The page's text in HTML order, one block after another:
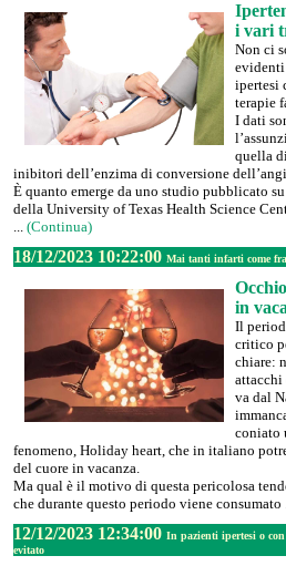
i vari
Non ci
ipertesi
terapie
I dati
quella
inibitori dell’enzima di conversione
È quanto emerge da uno studio pubblicato
della University of Texas Health Science
... (Continua)
18/12/2023 10:22:00 Mai tanti infarti come
in
Il
critico
chiare:
attacchi
va dal
coniato
fenomeno, Holiday heart, che in italiano
del cuore in vacanza.
Ma qual è il motivo di questa pericolosa
che durante questo periodo viene consumato
12/12/2023 12:34:00 In pazienti ipertesi o
evitato